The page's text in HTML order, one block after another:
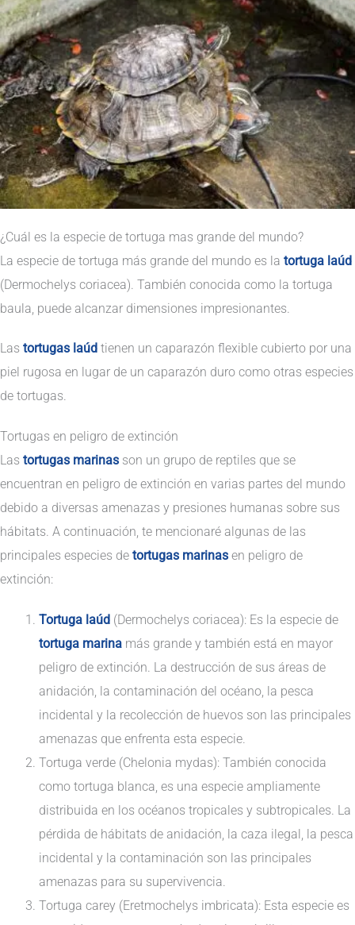
¿Cuál es la especie de tortuga mas grande del mundo?
La especie de tortuga más grande del mundo es la tortuga laúd
(Dermochelys coriacea). También conocida como la tortuga
baula, puede alcanzar dimensiones impresionantes.
Las tortugas laúd tienen un caparazón flexible cubierto por una
piel rugosa en lugar de un caparazón duro como otras especies
de tortugas.
Tortugas en peligro de extinción
Las tortugas marinas son un grupo de reptiles que se
encuentran en peligro de extinción en varias partes del mundo
debido a diversas amenazas y presiones humanas sobre sus
hábitats. A continuación, te mencionaré algunas de las
principales especies de tortugas marinas en peligro de
extinción:
Tortuga laúd (Dermochelys coriacea): Es la especie de
tortuga marina más grande y también está en mayor
peligro de extinción. La destrucción de sus áreas de
anidación, la contaminación del océano, la pesca
incidental y la recolección de huevos son las principales
amenazas que enfrenta esta especie.
Tortuga verde (Chelonia mydas): También conocida
como tortuga blanca, es una especie ampliamente
distribuida en los océanos tropicales y subtropicales. La
pérdida de hábitats de anidación, la caza ilegal, la pesca
incidental y la contaminación son las principales
amenazas para su supervivencia.
Tortuga carey (Eretmochelys imbricata): Esta especie es